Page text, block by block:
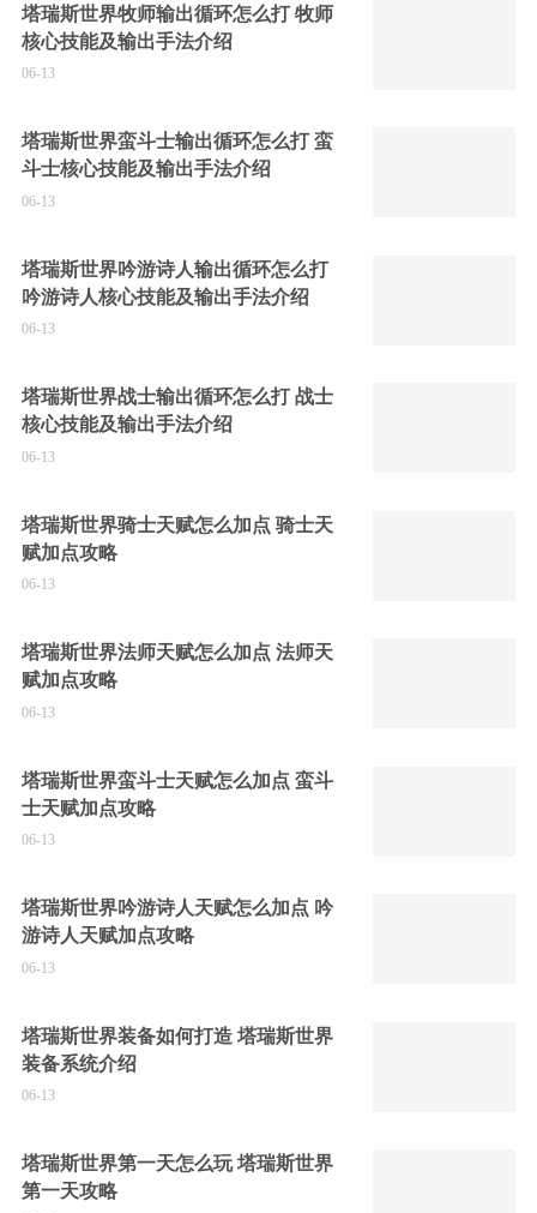
塔瑞斯世界牧师输出循环怎么打 牧师
核心技能及输出手法介绍
06-13
塔瑞斯世界蛮斗士输出循环怎么打 蛮
斗士核心技能及输出手法介绍
06-13
塔瑞斯世界吟游诗人输出循环怎么打
吟游诗人核心技能及输出手法介绍
06-13
塔瑞斯世界战士输出循环怎么打 战士
核心技能及输出手法介绍
06-13
塔瑞斯世界骑士天赋怎么加点 骑士天
赋加点攻略
06-13
塔瑞斯世界法师天赋怎么加点 法师天
赋加点攻略
06-13
塔瑞斯世界蛮斗士天赋怎么加点 蛮斗
士天赋加点攻略
06-13
塔瑞斯世界吟游诗人天赋怎么加点 吟
游诗人天赋加点攻略
06-13
塔瑞斯世界装备如何打造 塔瑞斯世界
装备系统介绍
06-13
塔瑞斯世界第一天怎么玩 塔瑞斯世界
第一天攻略